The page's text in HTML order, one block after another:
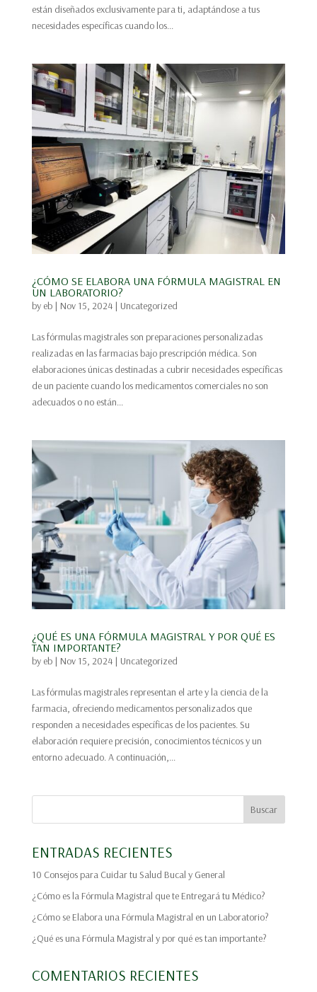
están diseñados exclusivamente para ti, adaptándose a tus
necesidades específicas cuando los...
¿CÓMO SE ELABORA UNA FÓRMULA MAGISTRAL EN
UN LABORATORIO?
by eb| Nov 15, 2024| Uncategorized
Las fórmulas magistrales son preparaciones personalizadas
realizadas en las farmacias bajo prescripción médica. Son
elaboraciones únicas destinadas a cubrir necesidades específicas
de un paciente cuando los medicamentos comerciales no son
adecuados o no están...
¿QUÉ ES UNA FÓRMULA MAGISTRAL Y POR QUÉ ES
TAN IMPORTANTE?
by eb| Nov 15, 2024| Uncategorized
Las fórmulas magistrales representan el arte y la ciencia de la
farmacia, ofreciendo medicamentos personalizados que
responden a necesidades específicas de los pacientes. Su
elaboración requiere precisión, conocimientos técnicos y un
entorno adecuado. A continuación,...
ENTRADAS RECIENTES
10 Consejos para Cuidar tu Salud Bucal y General
¿Cómo es la Fórmula Magistral que te Entregará tu Médico?
¿Cómo se Elabora una Fórmula Magistral en un Laboratorio?
¿Qué es una Fórmula Magistral y por qué es tan importante?
COMENTARIOS RECIENTES